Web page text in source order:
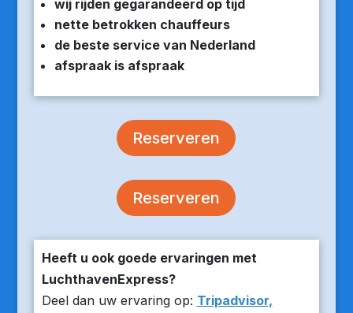
wij rijden gegarandeerd op tijd
nette betrokken chauffeurs
de beste service van Nederland
afspraak is afspraak
Reserveren
Reserveren
Heeft u ook goede ervaringen met
LuchthavenExpress?
Deel dan uw ervaring op: Tripadvisor,